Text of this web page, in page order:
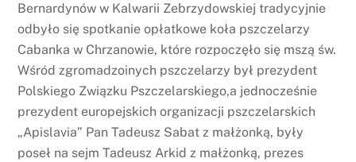
Bernardynów w Kalwarii Zebrzydowskiej tradycyjnie
odbyło się spotkanie opłatkowe koła pszczelarzy
Cabanka w Chrzanowie, które rozpoczęło się mszą św.
Wśród zgromadzoinych pszczelarzy był prezydent
Polskiego Związku Pszczelarskiego,a jednocześnie
prezydent europejskich organizacji pszczelarskich
„Apislavia” Pan Tadeusz Sabat z małżonką, były
poseł na sejm Tadeusz Arkid z małżonką, prezes